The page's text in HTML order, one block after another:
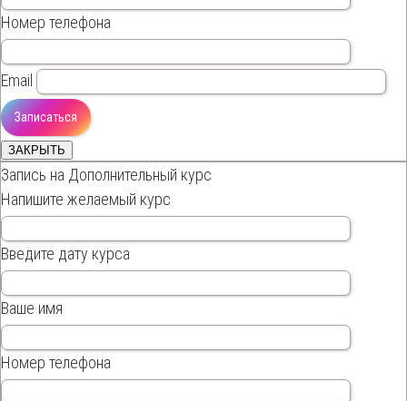
Номер телефона
Email
ЗАКРЫТЬ
Запись на Дополнительный курс
Напишите желаемый курс
Введите дату курса
Ваше имя
Номер телефона